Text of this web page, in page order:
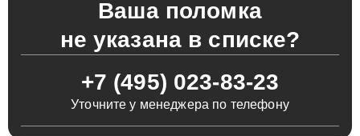
Ваша поломка
не указана в списке?
+7 (495) 023-83-23
Уточните у менеджера по телефону